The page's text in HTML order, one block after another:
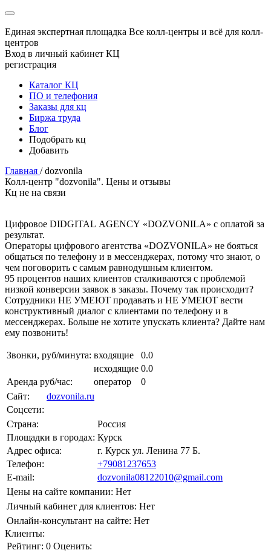
Единая экспертная площадка Все колл-центры и всё для колл-
центров
Вход в личный кабинет КЦ
регистрация
Каталог КЦ
ПО и телефония
Заказы для кц
Биржа труда
Блог
Подобрать кц
Добавить
Главная / dozvonila
Колл-центр "dozvonila". Цены и отзывы
Кц не на связи
Цифровое DIDGITAL AGENCY «DOZVONILA» с оплатой за
результат.
Операторы цифрового агентства «DOZVONILA» не бояться
общаться по телефону и в мессенджерах, потому что знают, о
чем поговорить с самым равнодушным клиентом.
95 процентов наших клиентов сталкиваются с проблемой
низкой конверсии заявок в заказы. Почему так происходит?
Сотрудники НЕ УМЕЮТ продавать и НЕ УМЕЮТ вести
конструктивный диалог с клиентами по телефону и в
мессенджерах. Больше не хотите упускать клиента? Дайте нам
ему позвонить!
Звонки, руб/минута: входящие
0.0
исходящие 0.0
Аренда руб/час:
оператор
0
Сайт:
dozvonila.ru
Соцсети:
Страна:
Россия
Площадки в городах: Курск
Адрес офиса:
г. Курск ул. Ленина 77 Б.
Телефон:
+79081237653
E-mail:
dozvonila08122010@gmail.com
Цены на сайте компании: Нет
Личный кабинет для клиентов: Нет
Онлайн-консультант на сайте: Нет
Клиенты:
Рейтинг: 0 Оценить: